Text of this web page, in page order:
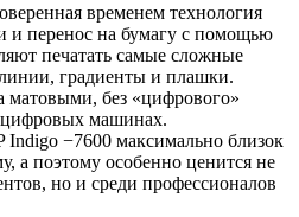
временем технология
и перенос на бумагу с помощью
печатать самые сложные
градиенты и плашки.
матовыми, без «цифрового»
цифровых машинах.
−7600 максимально близок
а поэтому особенно ценится не
но и среди профессионалов